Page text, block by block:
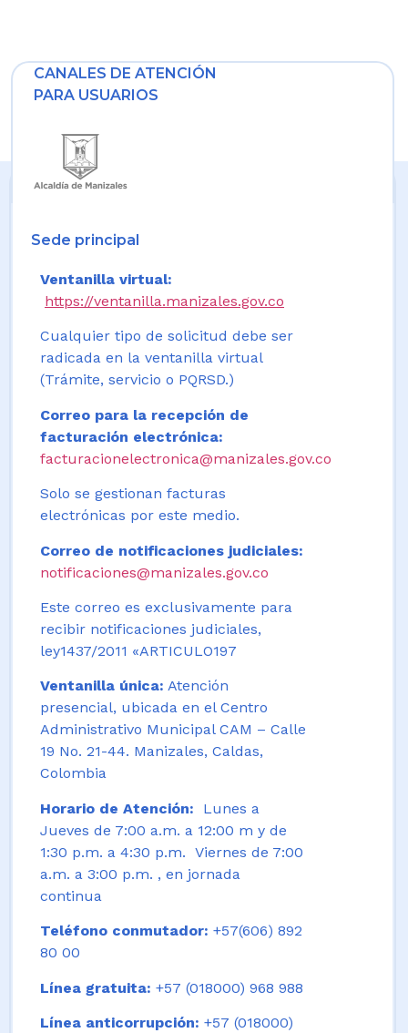
CANALES DE ATENCIÓN
PARA USUARIOS
Sede principal
Ventanilla virtual:
https://ventanilla.manizales.gov.co
Cualquier tipo de solicitud debe ser
radicada en la ventanilla virtual
(Trámite, servicio o PQRSD.)
Correo para la recepción de
facturación electrónica:
facturacionelectronica@manizales.gov.co
Solo se gestionan facturas
electrónicas por este medio.
Correo de notificaciones judiciales:
notificaciones@manizales.gov.co
Este correo es exclusivamente para
recibir notificaciones judiciales,
ley1437/2011 «ARTICULO197
Ventanilla única: Atención
presencial, ubicada en el Centro
Administrativo Municipal CAM – Calle
19 No. 21-44. Manizales, Caldas,
Colombia
Horario de Atención:
Lunes a
Jueves de 7:00 a.m. a 12:00 m y de
1:30 p.m. a 4:30 p.m. Viernes de 7:00
a.m. a 3:00 p.m. , en jornada
continua
Teléfono conmutador: +57(606) 892
80 00
Línea gratuita: +57 (018000) 968 988
Línea anticorrupción: +57 (018000)